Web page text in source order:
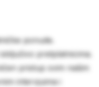
ponude.
pretplatnicima.
pristup svim našim
intervjuima i